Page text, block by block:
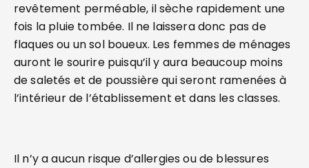
revêtement perméable, il sèche rapidement une
fois la pluie tombée. Il ne laissera donc pas de
flaques ou un sol boueux. Les femmes de ménages
auront le sourire puisqu’il y aura beaucoup moins
de saletés et de poussière qui seront ramenées à
l’intérieur de l’établissement et dans les classes.
Il n’y a aucun risque d’allergies ou de blessures